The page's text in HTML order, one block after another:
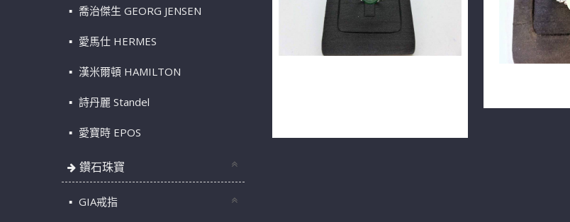
喬治傑生 GEORG JENSEN
愛馬仕 HERMES
漢米爾頓 HAMILTON
詩丹麗 Standel
愛寶時 EPOS
鑽石珠寶
GIA戒指